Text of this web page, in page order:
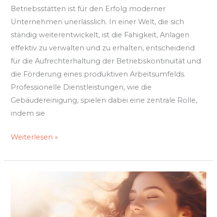
Betriebsstätten ist für den Erfolg moderner
Unternehmen unerlässlich. In einer Welt, die sich
ständig weiterentwickelt, ist die Fähigkeit, Anlagen
effektiv zu verwalten und zu erhalten, entscheidend
für die Aufrechterhaltung der Betriebskontinuität und
die Förderung eines produktiven Arbeitsumfelds.
Professionelle Dienstleistungen, wie die
Gebäudereinigung, spielen dabei eine zentrale Rolle,
indem sie
Weiterlesen »